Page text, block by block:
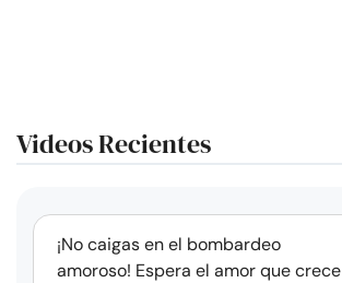
Videos Recientes
¡No caigas en el bombardeo
amoroso! Espera el amor que crece